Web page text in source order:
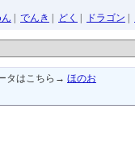
でんき どく ドラゴン
タはこちら→ ほのお